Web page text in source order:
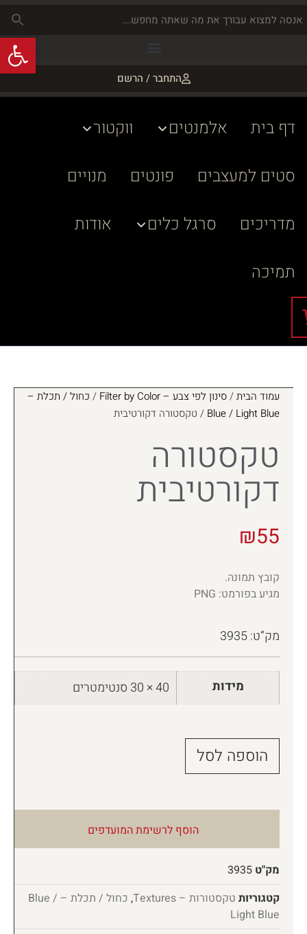
התחבר / הרשם
דף בית אלמנטים
ווקטור
סטים למעצבים
פונטים
מנויים
מדריכים
סרגל כלים
אודות
תמיכה
עמוד הבית/סינון לפי צבע – Filter by Color / כחול / תכלת –
Blue / Light Blue / טקסטורה דקורטיבית
טקסטורה
דקורטיבית
₪55
קובץ תמונה.
מגיע בפורמט: PNG
מק”ט: 3935
מידות 40 × 30 סנטימטרים
הוספה לסל
הוסף לרשימת המועדפים
מק"ט 3935
קטגוריות טקסטורות – Textures ,
כחול / תכלת – Blue /
Light Blue